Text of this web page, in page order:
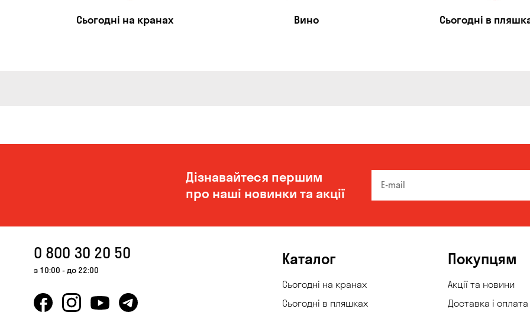
Сьогодні на кранах Вино Сьогодні в
Дізнавайтеся першим
про наші новинки та акції
0 800 30 20 50
з 10:00 - до 22:00
Каталог
Сьогодні на кранах
Сьогодні в пляшках
Покупцям
Акції та новини
Доставка і оплата